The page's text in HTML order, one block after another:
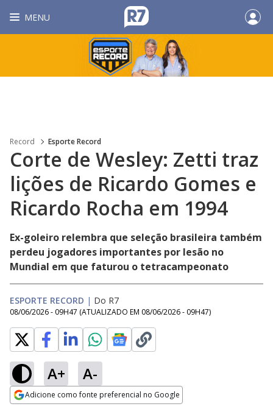
MENU
Record Esporte Record
Corte de Wesley: Zetti traz
lições de Ricardo Gomes e
Ricardo Rocha em 1994
Ex-goleiro relembra que seleção brasileira também
perdeu jogadores importantes por lesão no
Mundial em que faturou o tetracampeonato
ESPORTE RECORD | Do R7
08/06/2026 - 09H47 (ATUALIZADO EM 08/06/2026 - 09H47)
A+ A-
Adicione como fonte preferencial no Google
Ativar
Loaded
36.47%